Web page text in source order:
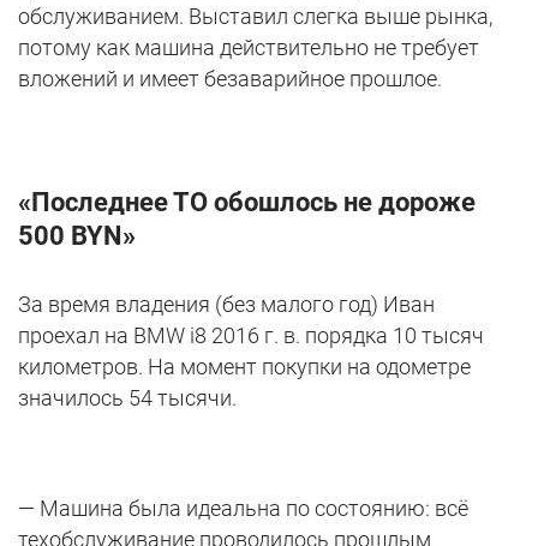
обслуживанием. Выставил слегка выше рынка,
потому как машина действительно не требует
вложений и имеет безаварийное прошлое.
«Последнее ТО обошлось не дороже
500 BYN »
За время владения (без малого год) Иван
проехал на BMW i8 2016 г. в. порядка 10 тысяч
километров. На момент покупки на одометре
значилось 54 тысячи.
— Машина была идеальна по состоянию: всё
техобслуживание проводилось прошлым